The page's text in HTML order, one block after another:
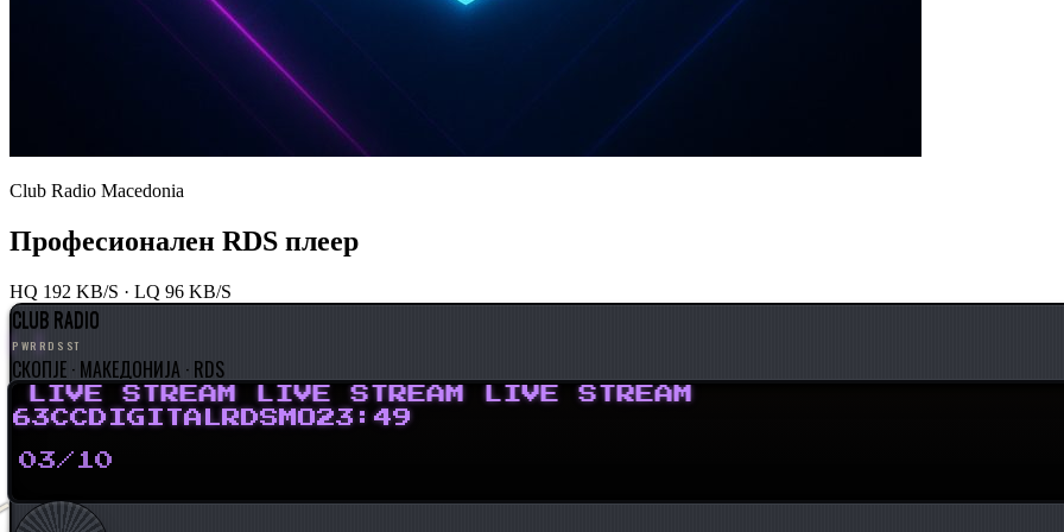
Club Radio Macedonia
Професионален RDS плеер
HQ 192 KB/S · LQ 96 KB/S
CLUB RADIO
PWR RDS ST
СКОПЈЕ · МАКЕДОНИЈА · RDS
STREAM LIVE STREAM LIVE STREAM
63CC
DIGITAL RDS MO 23 :49
03 / 10